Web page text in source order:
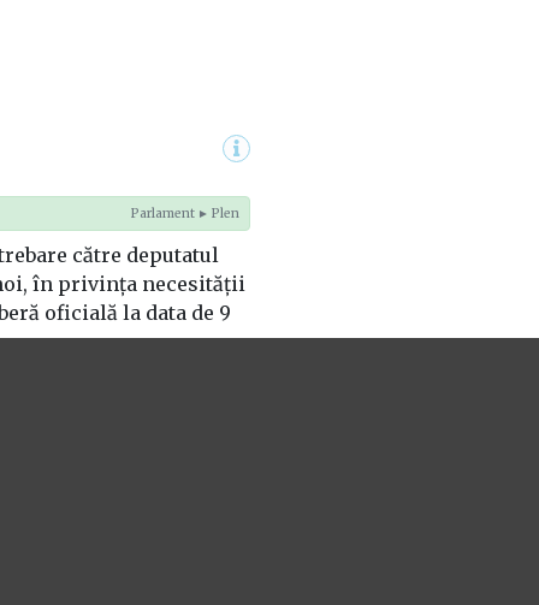
Parlament ► Plen
către deputatul
în privința necesității
oficială la data de 9